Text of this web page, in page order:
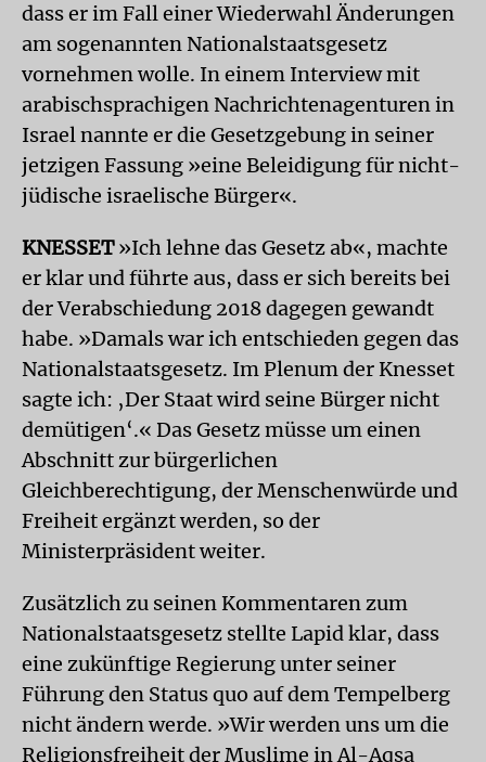
dass er im Fall einer Wiederwahl Änderungen
am sogenannten Nationalstaatsgesetz
vornehmen wolle. In einem Interview mit
arabischsprachigen Nachrichtenagenturen in
Israel nannte er die Gesetzgebung in seiner
jetzigen Fassung »eine Beleidigung für nicht-
jüdische israelische Bürger«.
KNESSET»Ich lehne das Gesetz ab«, machte
er klar und führte aus, dass er sich bereits bei
der Verabschiedung 2018 dagegen gewandt
habe. »Damals war ich entschieden gegen das
Nationalstaatsgesetz. Im Plenum der Knesset
sagte ich: ‚Der Staat wird seine Bürger nicht
demütigen‘.« Das Gesetz müsse um einen
Abschnitt zur bürgerlichen
Gleichberechtigung, der Menschenwürde und
Freiheit ergänzt werden, so der
Ministerpräsident weiter.
Zusätzlich zu seinen Kommentaren zum
Nationalstaatsgesetz stellte Lapid klar, dass
eine zukünftige Regierung unter seiner
Führung den Status quo auf dem Tempelberg
nicht ändern werde. »Wir werden uns um die
Religionsfreiheit der Muslime in Al-Aqsa